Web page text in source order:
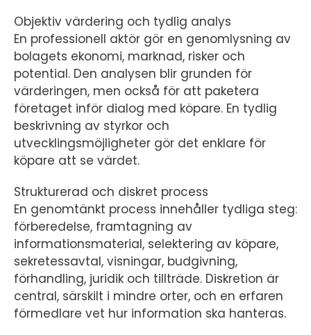
Objektiv värdering och tydlig analys
En professionell aktör gör en genomlysning av
bolagets ekonomi, marknad, risker och
potential. Den analysen blir grunden för
värderingen, men också för att paketera
företaget inför dialog med köpare. En tydlig
beskrivning av styrkor och
utvecklingsmöjligheter gör det enklare för
köpare att se värdet.
Strukturerad och diskret process
En genomtänkt process innehåller tydliga steg:
förberedelse, framtagning av
informationsmaterial, selektering av köpare,
sekretessavtal, visningar, budgivning,
förhandling, juridik och tillträde. Diskretion är
central, särskilt i mindre orter, och en erfaren
förmedlare vet hur information ska hanteras.